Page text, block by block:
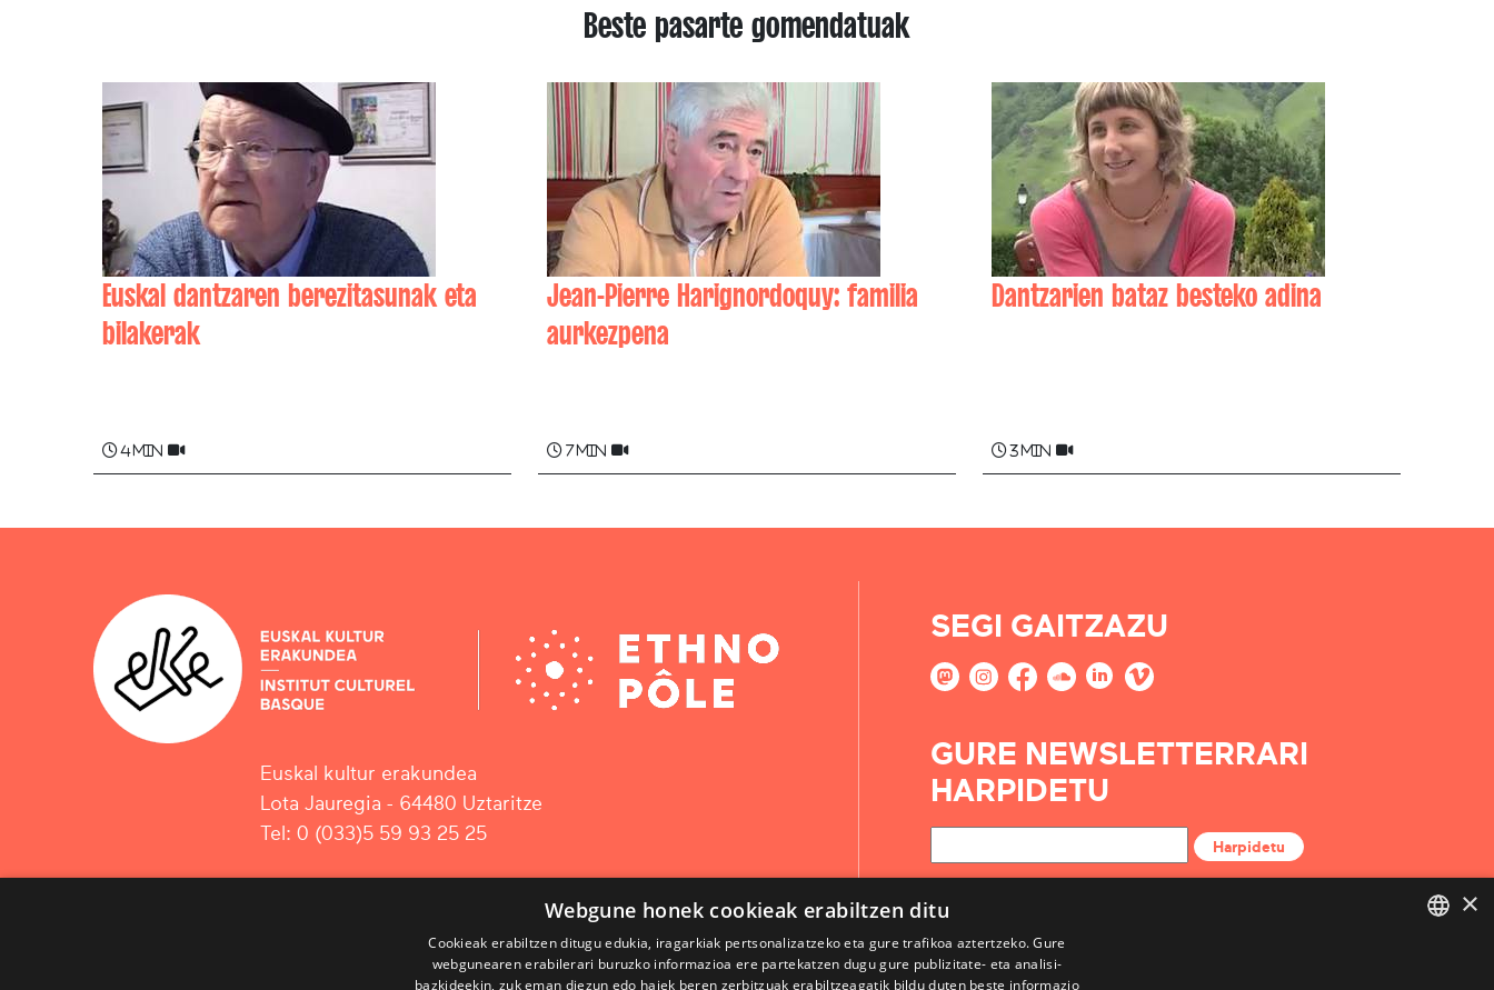
Beste pasarte gomendatuak
Euskal dantzaren berezitasunak eta
bilakerak
4 min
Jean-Pierre Harignordoquy: familia
aurkezpena
7 min
Dantzarien bataz besteko adina
3 min
Euskal kultur erakundea
Lota Jauregia - 64480 Uztaritze
Tel: 0 (033)5 59 93 25 25
SEGI GAITZAZU
GURE NEWSLETTERRARI
HARPIDETU
Harpidetu
×
Webgune honek cookieak erabiltzen ditu
Cookieak erabiltzen ditugu edukia, iragarkiak pertsonalizatzeko eta gure trafikoa aztertzeko. Gure
webgunearen erabilerari buruzko informazioa ere partekatzen dugu gure publizitate- eta analisi-
bazkideekin, zuk eman diezun edo haiek beren zerbitzuak erabiltzeagatik bildu duten beste informazio